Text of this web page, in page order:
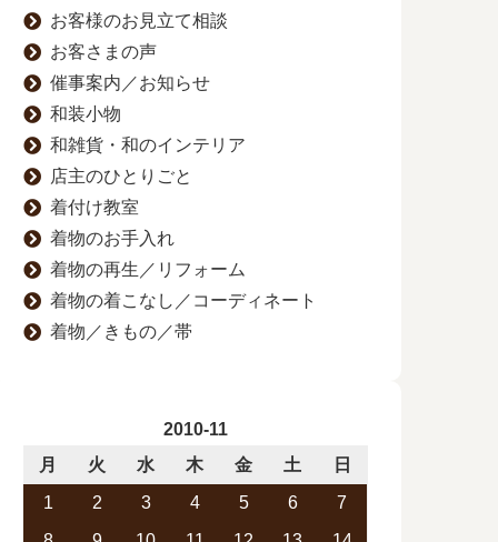
お客様のお見立て相談
お客さまの声
催事案内／お知らせ
和装小物
和雑貨・和のインテリア
店主のひとりごと
着付け教室
着物のお手入れ
着物の再生／リフォーム
着物の着こなし／コーディネート
着物／きもの／帯
2010-11
月
火 水 木 金 土
日
1
2 3 4 5 6
7